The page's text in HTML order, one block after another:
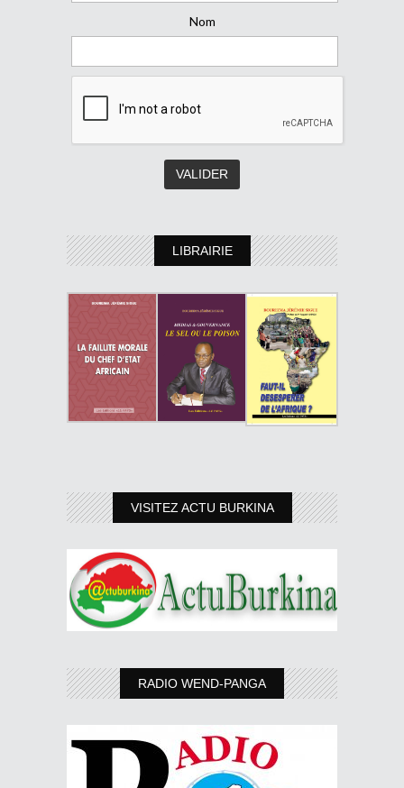
Nom
LIBRAIRIE
VISITEZ ACTU BURKINA
RADIO WEND-PANGA